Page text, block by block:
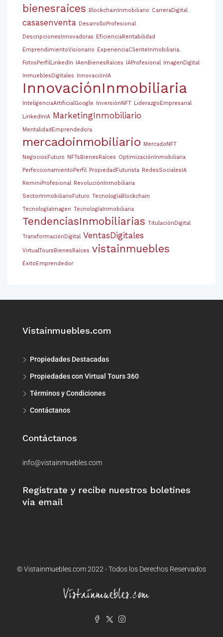
bienesraices BlockchainInmobiliario CarreraDigital
casasenventa DesarrolloProfesional
DescripcionesInnovadoras EficienciaRentabilidad
EmprendimientoVisionario ExperienciaClienteInmobiliaria.
FotosPerfilLinkedIn IAenBienesRaíces IAProfesional ImagenDigital
InmueblesDigitales InnovaciónIA
InnovaciónInmobiliaria
InteligenciaArtificialGoogle InversiónNFT LiderazgoEmpresarial
LinkedInIA MarketingInmobiliario
MentalidadEmprendedora
mercadoinmobiliario MercadoNFT
NegociosFuturo NFTsBienesRaíces OptimizaciónInmobiliaria
PerfeccionamientoPerfil PropiedadFuturista RedesSocialesIA
ReminiProfesional RevoluciónInmobiliaria
SectorInmobiliarioFuturo TecnologíaBlockchain
TecnologíaImagen TecnologíaInmobiliaria
TendenciasInmobiliarias TitulaciónDigital
TransformaciónDigital VentasDigitales
VirtualToursBienesRaíces vistainmuebles
ÉxitoEmprendedor
Vistainmuebles.com
Propiedades Destacadas
Propiedades con Virtual Tours 360
Términos y Condiciones
Contáctanos
Contáctanos
info@vistainmuebles.com
Regístrate y recibe nuestros boletines
via email
© Vistainmuebles.com 2022 - Todos los Derechos Reservados